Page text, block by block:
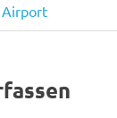
Airport